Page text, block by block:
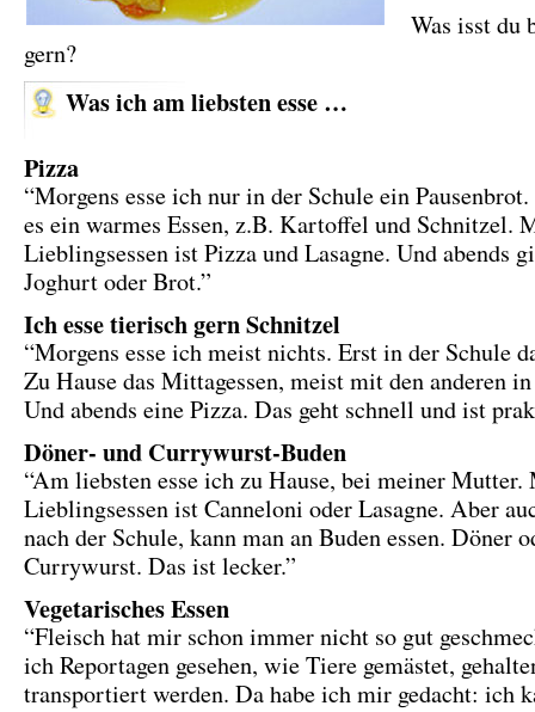
Was isst du
gern?
Was ich am liebsten esse …
Pizza
“Morgens esse ich nur in der Schule ein
es ein warmes Essen, z.B. Kartoffel und Schnitzel.
Lieblingsessen ist Pizza und Lasagne. Und abends
Joghurt oder Brot.”
Ich esse tierisch gern Schnitzel
“Morgens esse ich meist nichts. Erst in der Schule
Zu Hause das Mittagessen, meist mit den anderen
Und abends eine Pizza. Das geht schnell und ist
Döner- und Currywurst-Buden
“Am liebsten esse ich zu Hause, bei meiner Mutter.
Lieblingsessen ist Canneloni oder Lasagne. Aber
nach der Schule, kann man an Buden essen. Döner
Currywurst. Das ist lecker.”
Vegetarisches Essen
“Fleisch hat mir schon immer nicht so gut
ich Reportagen gesehen, wie Tiere gemästet,
transportiert werden. Da habe ich mir gedacht: ich